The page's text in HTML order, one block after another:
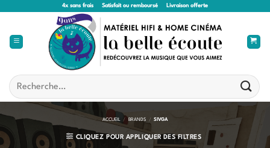
4x sans frais Satisfait ou remboursé Livraison offerte
Recherche
pour :
ACCUEIL / BRANDS / SIVGA
CLIQUEZ POUR APPLIQUER DES FILTRES